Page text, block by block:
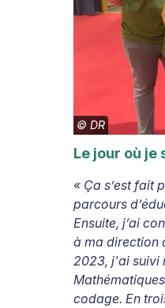
© DR
Le jour où je
« Ça s’est fait
parcours
Ensuite, j’ai
à ma direction
2023, j'ai suivi
codage. En